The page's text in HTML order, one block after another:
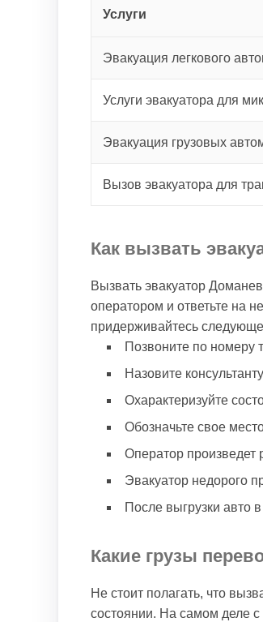
Услуги
Эвакуация легкового
Услуги эвакуатора для
Эвакуация грузовых
Вызов эвакуатора для
Как вызвать
Вызвать эвакуатор
оператором и ответьте на
придерживайтесь
Позвоните по номеру
Назовите
Охарактеризуйте
Обозначьте свое
Оператор произведет
Эвакуатор недорого
После выгрузки авто
Какие грузы
Не стоит полагать, что
состоянии. На самом деле